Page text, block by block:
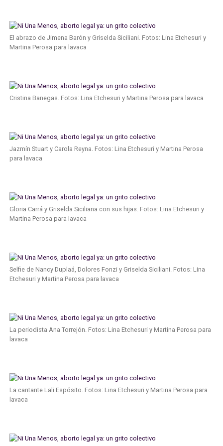
El abrazo de Jimena Barón y Griselda Siciliani. Fotos: Lina Etchesuri y
Martina Perosa para lavaca
Cristina Banegas. Fotos: Lina Etchesuri y Martina Perosa para lavaca
Jazmín Stuart y Carola Reyna. Fotos: Lina Etchesuri y Martina Perosa
para lavaca
Gloria Carrá y Griselda Siciliana con sus hijas. Fotos: Lina Etchesuri y
Martina Perosa para lavaca
Selfie de Nancy Duplaá, Dolores Fonzi y Griselda Siciliani. Fotos: Lina
Etchesuri y Martina Perosa para lavaca
La periodista Ana Torrejón. Fotos: Lina Etchesuri y Martina Perosa para
lavaca
La cantante Lali Espósito. Fotos: Lina Etchesuri y Martina Perosa para
lavaca